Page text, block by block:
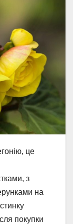
це
з
на
покупки